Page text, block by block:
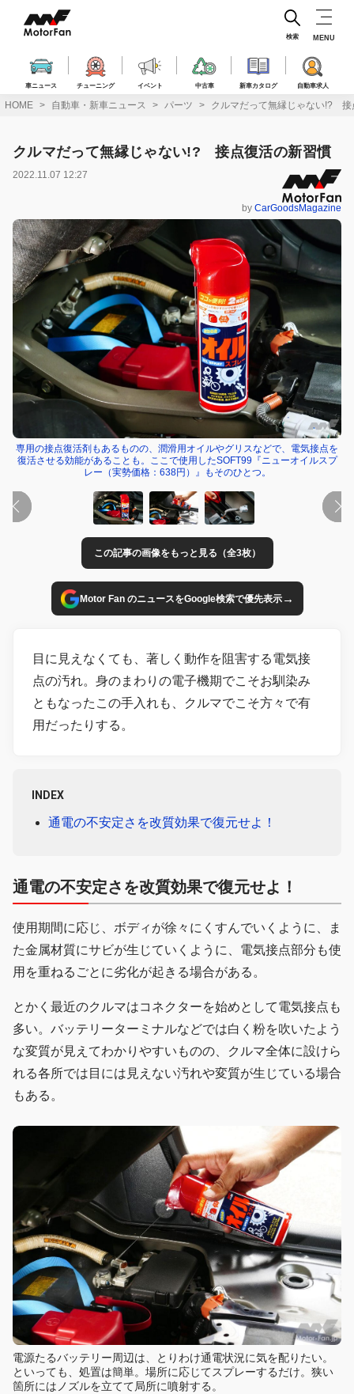
ス
車ニュース チューニング イベント 中古車 新車カタログ 自動車求人
検索 MENU
HOME 自動車・新車ニュース パーツ クルマだって無縁じゃない!? 接
クルマだって無縁じゃない!? 接点復活の新習慣
2022.11.07 12:27
by CarGoodsMagazine
専用の接点復活剤もあるものの、潤滑用オイルやグリスなどで、電気接点を
復活させる効能があることも。ここで使用したSOFT99『ニューオイルスプ
レー（実勢価格：638円）』もそのひとつ。
この記事の画像をもっと見る（全3枚）
Motor Fan のニュースをGoogle検索で優先表示→
目に見えなくても、著しく動作を阻害する電気接
点の汚れ。身のまわりの電子機期でこそお馴染み
ともなったこの手入れも、クルマでこそ方々で有
用だったりする。
INDEX
通電の不安定さを改質効果で復元せよ！
通電の不安定さを改質効果で復元せよ！
使用期間に応じ、ボディが徐々にくすんでいくように、ま
た金属材質にサビが生じていくように、電気接点部分も使
用を重ねるごとに劣化が起きる場合がある。
とかく最近のクルマはコネクターを始めとして電気接点も
多い。バッテリーターミナルなどでは白く粉を吹いたよう
な変質が見えてわかりやすいものの、クルマ全体に設けら
れる各所では目には見えない汚れや変質が生じている場合
もある。
電源たるバッテリー周辺は、とりわけ通電状況に気を配りたい。
といっても、処置は簡単。場所に応じてスプレーするだけ。狭い
箇所にはノズルを立てて局所に噴射する。